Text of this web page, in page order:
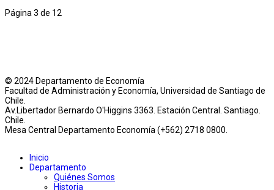
Página 3 de 12
© 2024 Departamento de Economía
Facultad de Administración y Economía, Universidad de Santiago de
Chile.
Av.Libertador Bernardo O'Higgins 3363. Estación Central. Santiago.
Chile.
Mesa Central Departamento Economía (+562) 2718 0800.
Inicio
Departamento
Quiénes Somos
Historia